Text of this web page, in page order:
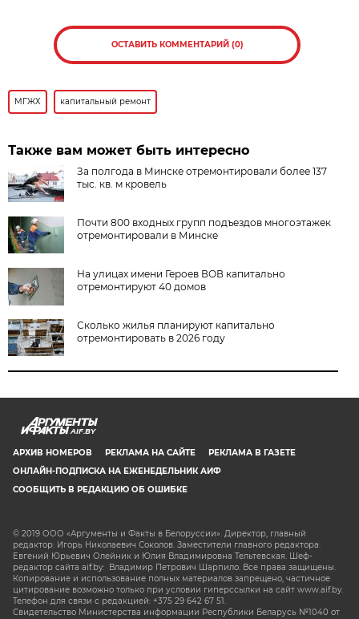
ОСТАВИТЬ КОММЕНТАРИЙ (0)
МГЖХ капитальный ремонт
Также вам может быть интересно
За полгода в Минске отремонтировали более 137
тыс. кв. м кровель
Почти 800 входных групп подъездов многоэтажек
отремонтировали в Минске
На улицах имени Героев ВОВ капитально
отремонтируют 40 домов
Сколько жилья планируют капитально
отремонтировать в 2026 году
AIF.BY
АРХИВ НОМЕРОВ РЕКЛАМА НА САЙТЕ
РЕКЛАМА В ГАЗЕТЕ
ОНЛАЙН-ПОДПИСКА НА ЕЖЕНЕДЕЛЬНИК АИФ
СООБЩИТЬ В РЕДАКЦИЮ ОБ ОШИБКЕ
© 2019 ООО «Аргументы и Факты в Белоруссии». Директор, главный
редактор: Игорь Николаевич Соколов. Заместители главного редактора:
Евгений Юрьевич Олейник и Юлия Владимировна Тельтевская. Шеф-
редактор сайта aif.by: Владимир Петрович Шарпило. Все права защищены.
Копирование и использование полных материалов запрещено, частичное
цитирование возможно только при условии гиперссылки на сайт www.aif.by.
Телефон для связи с редакцией: +375 29 642 67 51.
Свидетельство Министерства информации Республики Беларусь №1040 от